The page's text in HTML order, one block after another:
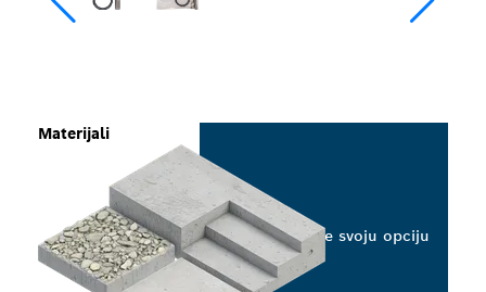
Materijali
Odaberite svoju opciju